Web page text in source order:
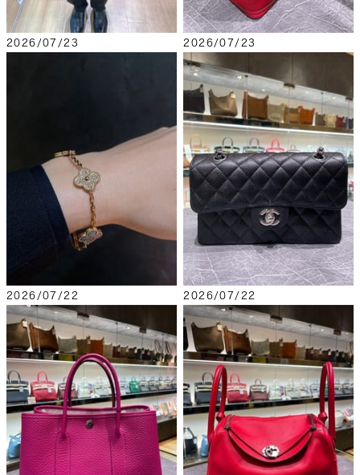
2026/07/23 2026/07/23
2026/07/22 2026/07/22